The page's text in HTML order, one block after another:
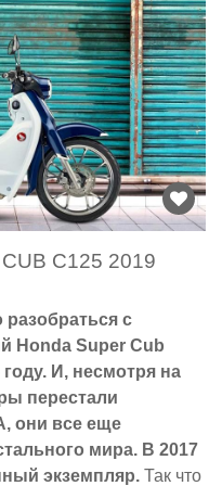
C125 2019
разобраться с
Honda Super Cub
И, несмотря на
перестали
они все еще
мира. В 2017
экземпляр. Так что